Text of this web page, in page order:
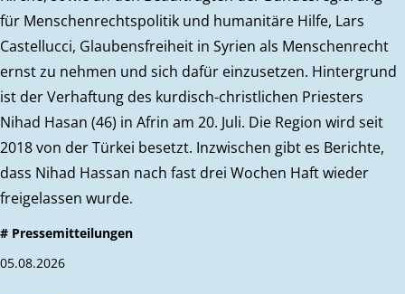
für Menschenrechtspolitik und humanitäre Hilfe, Lars
Castellucci, Glaubensfreiheit in Syrien als Menschenrecht
ernst zu nehmen und sich dafür einzusetzen. Hintergrund
ist der Verhaftung des kurdisch-christlichen Priesters
Nihad Hasan (46) in Afrin am 20. Juli. Die Region wird seit
2018 von der Türkei besetzt. Inzwischen gibt es Berichte,
dass Nihad Hassan nach fast drei Wochen Haft wieder
freigelassen wurde.
# Pressemitteilungen
05.08.2026